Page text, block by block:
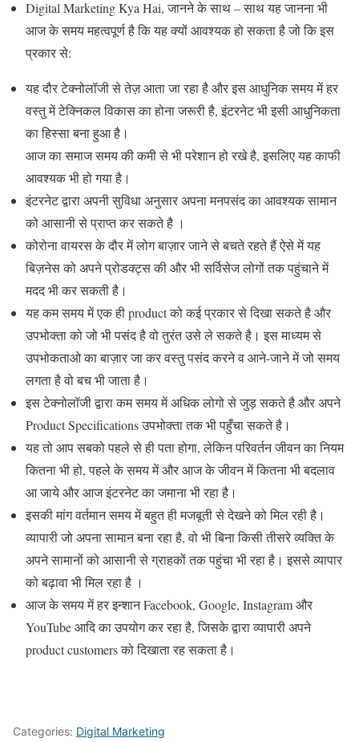
Digital Marketing Kya Hai, जानने के साथ – साथ यह जानना भी
आज के समय महत्वपूर्ण है कि यह क्यों आवश्यक हो सकता है जो कि इस
प्रकार से:
यह दौर टेक्नोलॉजी से तेज़ आता जा रहा है और इस आधुनिक समय में हर
वस्तु में टेक्निकल विकास का होना जरूरी है, इंटरनेट भी इसी आधुनिकता
का हिस्सा बना हुआ है।
आज का समाज समय की कमी से भी परेशान हो रखे है, इसलिए यह काफी
आवश्यक भी हो गया है।
इंटरनेट द्वारा अपनी सुविधा अनुसार अपना मनपसंद का आवश्यक सामान
को आसानी से प्राप्त कर सकते है ।
कोरोना वायरस के दौर में लोग बाज़ार जाने से बचते रहते हैं ऐसे में यह
बिज़नेस को अपने प्रोडक्ट्स की और भी सर्विसेज लोगों तक पहुंचाने में
मदद भी कर सकती है।
यह कम समय में एक ही product को कई प्रकार से दिखा सकते है और
उपभोक्ता को जो भी पसंद है वो तुरंत उसे ले सकते है। इस माध्यम से
उपभोकताओ का बाज़ार जा कर वस्तु पसंद करने व आने-जाने में जो समय
लगता है वो बच भी जाता है।
इस टेक्नोलॉजी द्वारा कम समय में अधिक लोगो से जुड़ सकते है और अपने
Product Specifications उपभोक्ता तक भी पहुँचा सकते है।
यह तो आप सबको पहले से ही पता होगा, लेकिन परिवर्तन जीवन का नियम
कितना भी हो, पहले के समय में और आज के जीवन में कितना भी बदलाव
आ जाये और आज इंटरनेट का जमाना भी रहा है।
इसकी मांग वर्तमान समय में बहुत ही मजबूती से देखने को मिल रही है।
व्यापारी जो अपना सामान बना रहा है, वो भी बिना किसी तीसरे व्यक्ति के
अपने सामानों को आसानी से ग्राहकों तक पहुंचा भी रहा है। इससे व्यापार
को बढ़ावा भी मिल रहा है ।
आज के समय में हर इन्शान Facebook, Google, Instagram और
YouTube आदि का उपयोग कर रहा है, जिसके द्वारा व्यापारी अपने
product customers को दिखाता रह सकता है।
Categories: Digital Marketing